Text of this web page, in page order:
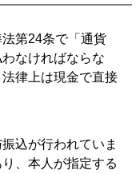
第24条で「通貨
なければならな
律上は現金で直接
込が行われていま
、本人が指定する